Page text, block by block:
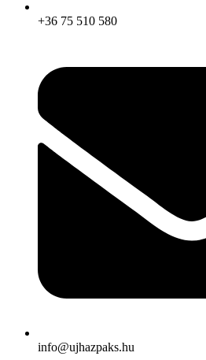
+36 75 510 580
info@ujhazpaks.hu